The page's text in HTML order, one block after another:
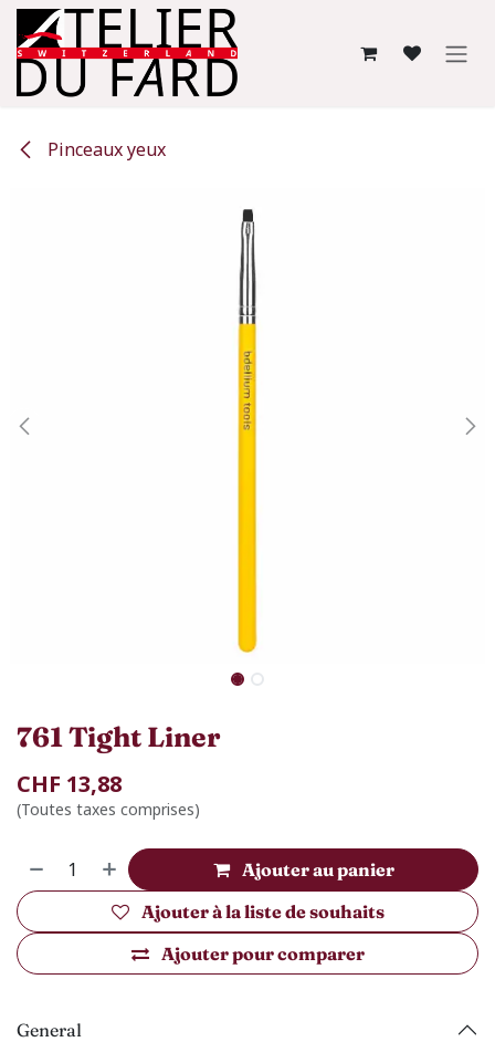
Se rendre au contenu
Pinceaux yeux
761 Tight Liner
CHF 13,88
(Toutes taxes comprises)
Ajouter au panier
Ajouter pour comparer
Ajouter à la liste de souhaits
General